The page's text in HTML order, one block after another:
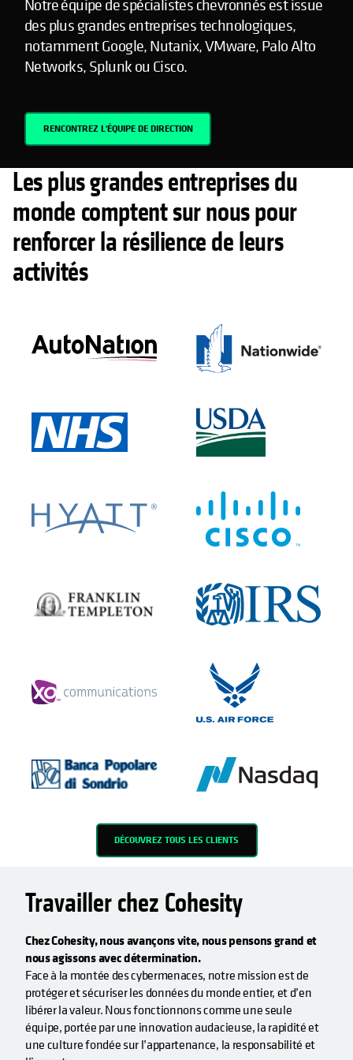
Notre équipe de spécialistes chevronnés est issue
des plus grandes entreprises technologiques,
notamment Google, Nutanix, VMware, Palo Alto
Networks, Splunk ou Cisco.
RENCONTREZ L'ÉQUIPE DE DIRECTION
Les plus grandes entreprises du
monde comptent sur nous pour
renforcer la résilience de leurs
activités
DÉCOUVREZ TOUS LES CLIENTS
Travailler chez Cohesity
Chez Cohesity, nous avançons vite, nous pensons grand et
nous agissons avec détermination.
Face à la montée des cybermenaces, notre mission est de
protéger et sécuriser les données du monde entier, et d’en
libérer la valeur. Nous fonctionnons comme une seule
équipe, portée par une innovation audacieuse, la rapidité et
une culture fondée sur l’appartenance, la responsabilité et